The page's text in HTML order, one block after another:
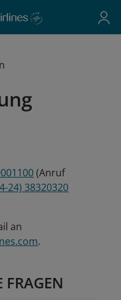
(Anruf
24) 38320320
an
.
FRAGEN